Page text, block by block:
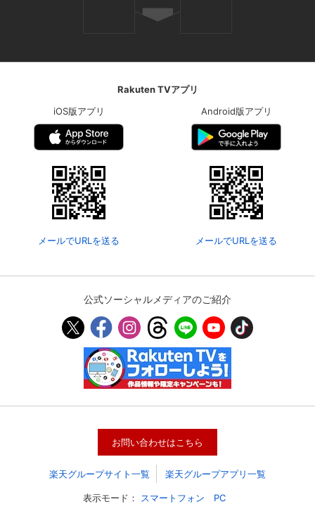
○
月額プランより！
得!!
年額¥5,602 (税込)
月額¥467(税込)
年額プラン
バイルご契約者様であれば、
利用料金のみで『Rakuten
Rakuten TVアプリ
iOS版アプリ
メールでURLを送る
Android版アプリ
メールでURLを送る
公式ソーシャルメディアのご紹介
お問い合わせはこちら
楽天グループサイト一覧 楽天グループアプリ一覧
表示モード： スマートフォン PC